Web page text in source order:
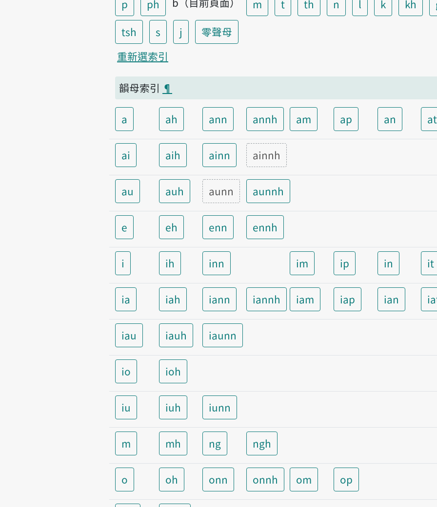
p
ph m t th n l k kh
tsh
s j
零聲母
重新選索引
韻母索引 ¶
a ah ann annh am ap an at
ai aih ainn ainnh
au auh aunn aunnh
e eh enn ennh
i ih inn im ip in it
ia iah iann iannh iam iap ian
iau iauh iaunn
io ioh
iu iuh iunn
m mh ng ngh
o oh onn onnh om op